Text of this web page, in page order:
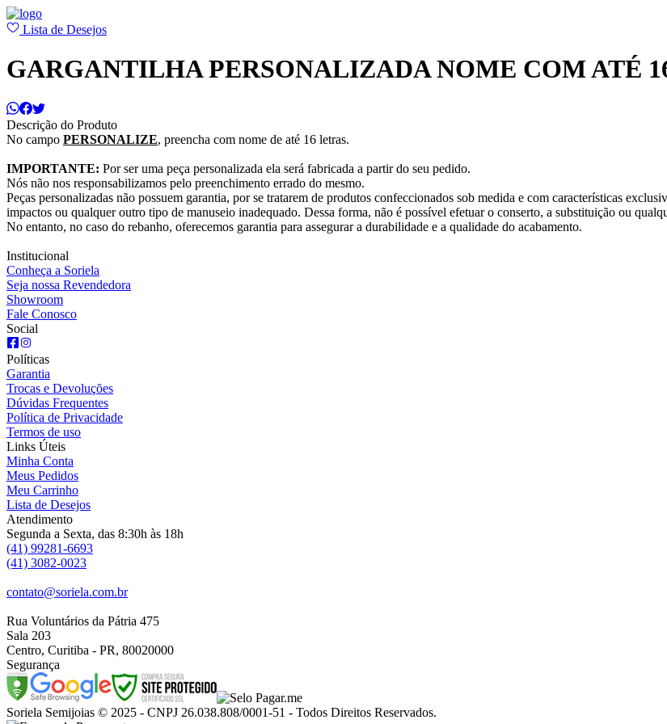
Lista de Desejos
GARGANTILHA PERSONALIZADA NOME COM ATÉ
Descrição do Produto
No campo PERSONALIZE, preencha com nome de até 16 letras.
IMPORTANTE: Por ser uma peça personalizada ela será fabricada a partir do seu pedido.
Nós não nos responsabilizamos pelo preenchimento errado do mesmo.
Peças personalizadas não possuem garantia, por se tratarem de produtos confeccionados sob medida e com características
impactos ou qualquer outro tipo de manuseio inadequado. Dessa forma, não é possível efetuar o conserto, a substituição ou
No entanto, no caso do rebanho, oferecemos garantia para assegurar a durabilidade e a qualidade do acabamento.
Institucional
Conheça a Soriela
Seja nossa Revendedora
Showroom
Fale Conosco
Social
Políticas
Garantia
Trocas e Devoluções
Dúvidas Frequentes
Política de Privacidade
Termos de uso
Links Úteis
Minha Conta
Meus Pedidos
Meu Carrinho
Lista de Desejos
Atendimento
Segunda a Sexta, das 8:30h às 18h
(41) 99281-6693
(41) 3082-0023
contato@soriela.com.br
Rua Voluntários da Pátria 475
Sala 203
Centro, Curitiba - PR, 80020000
Segurança
Soriela Semijoias © 2025 - CNPJ 26.038.808/0001-51 - Todos Direitos Reservados.